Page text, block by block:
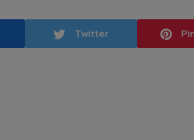
Twitter